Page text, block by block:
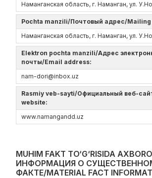
Наманганская область, г. Наманган, ул.
Pochta manzili/Почтовый адрес/Mailing
Наманганская область, г. Наманган, ул.
Elektron pochta manzili/Адрес
почты/Email address:
nam-dori@inbox.uz
Rasmiy veb-sayti/Официальный веб-
website:
www.namangandd.uz
MUHIM FAKT TO‘G‘RISIDA
ИНФОРМАЦИЯ О
ФАКТЕ/MATERIAL FACT